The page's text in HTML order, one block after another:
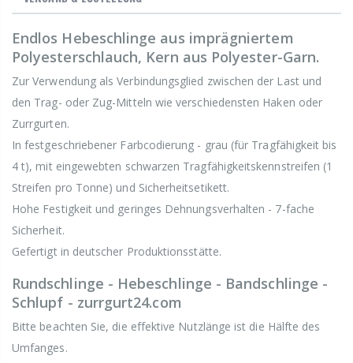
Endlos Hebeschlinge aus imprägniertem
Polyesterschlauch, Kern aus Polyester-Garn.
Zur Verwendung als Verbindungsglied zwischen der Last und
den Trag- oder Zug-Mitteln wie verschiedensten Haken oder
Zurrgurten.
In festgeschriebener Farbcodierung - grau (für Tragfähigkeit bis
4 t), mit eingewebten schwarzen Tragfähigkeitskennstreifen (1
Streifen pro Tonne) und Sicherheitsetikett.
Hohe Festigkeit und geringes Dehnungsverhalten - 7-fache
Sicherheit.
Gefertigt in deutscher Produktionsstätte.
Rundschlinge - Hebeschlinge - Bandschlinge -
Schlupf - zurrgurt24.com
Bitte beachten Sie, die effektive Nutzlänge ist die Hälfte des
Umfanges.